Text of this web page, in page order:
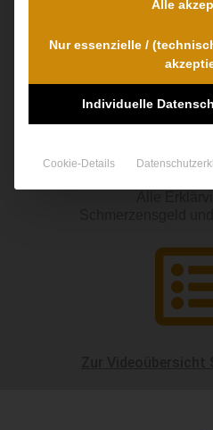
Thema eines
Schmerzensgeld –
Alle
Nur essenzielle /
Individuelle
Cookie-Details